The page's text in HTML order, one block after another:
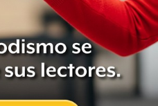
Una publicación compartida de ITIK | Huertos urbanos (@itikverde)
mi huerto en casa